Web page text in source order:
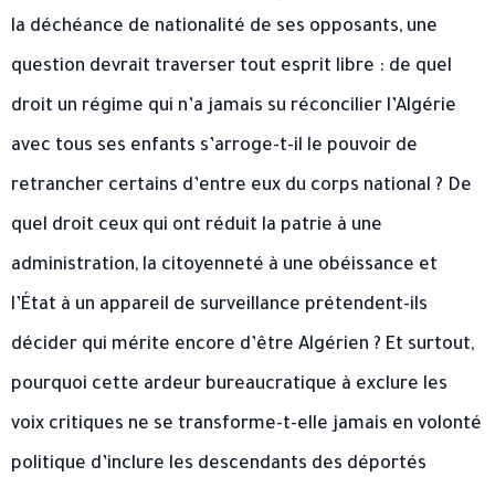
la déchéance de nationalité de ses opposants, une
question devrait traverser tout esprit libre : de quel
droit un régime qui n’a jamais su réconcilier l’Algérie
avec tous ses enfants s’arroge-t-il le pouvoir de
retrancher certains d’entre eux du corps national ? De
quel droit ceux qui ont réduit la patrie à une
administration, la citoyenneté à une obéissance et
l’État à un appareil de surveillance prétendent-ils
décider qui mérite encore d’être Algérien ? Et surtout,
pourquoi cette ardeur bureaucratique à exclure les
voix critiques ne se transforme-t-elle jamais en volonté
politique d’inclure les descendants des déportés